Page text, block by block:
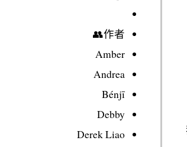
作者👥
Amber
Andrea
Bénjī
Debby
Derek Liao